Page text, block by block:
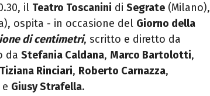
il Teatro Toscanini di Segrate (Milano),
ospita - in occasione del Giorno della
di centimetri, scritto e diretto da
da Stefania Caldana, Marco Bartolotti,
Tiziana Rinciari, Roberto Carnazza,
e Giusy Strafella.